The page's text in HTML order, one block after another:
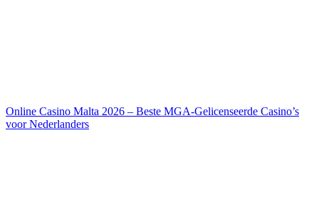
Online Casino Malta 2026 – Beste MGA-Gelicenseerde Casino’s
voor Nederlanders